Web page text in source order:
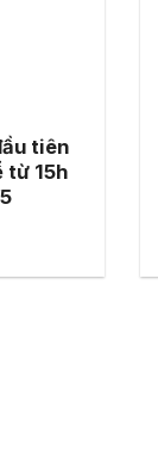
tiên
từ 15h